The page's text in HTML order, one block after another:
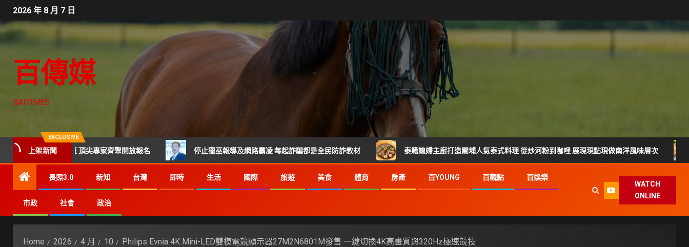
2026 年 8 月 7 日
百傳媒
BAITIMES
EXCLUSIVE
上架新聞
科技CTO班 頂尖專家齊聚開放報名 停止獵巫報導及網路霸凌 每起詐騙都是全民防詐教材 泰籍媳婦主廚打造關埔人氣泰式料理 從炒河粉到咖哩 展現現點現做南洋風味層次 雲林
長照3.0 新知 台灣 即時 生活 國際 旅遊 美食 體育 房產 百YOUNG 百觀點 百娛樂
市政 社會 政治
WATCH
ONLINE
Home 2026 4 月 10 Philips Evnia 4K Mini-LED雙模電競顯示器27M2N6801M發售 一鍵切換4K高畫質與320Hz極速競技